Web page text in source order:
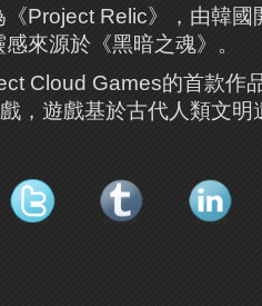
《Project Relic》，由韓
來源於《黑暗之魂》。
Cloud Games的首款作
，遊戲基於古代人類文明